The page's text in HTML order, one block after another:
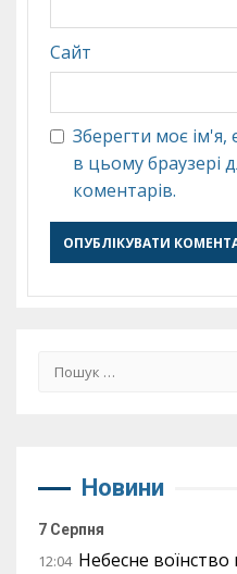
Сайт
Зберегти моє ім'я,
в цьому браузері
коментарів.
Пошук:
Новини
7 Серпня
12:04 Небесне